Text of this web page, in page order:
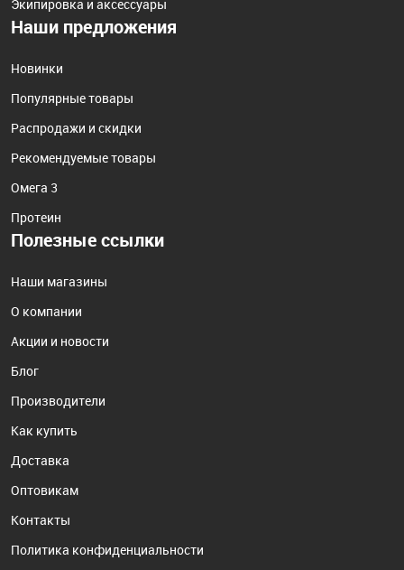
Экипировка и аксессуары
Наши предложения
Новинки
Популярные товары
Распродажи и скидки
Рекомендуемые товары
Омега 3
Протеин
Полезные ссылки
Наши магазины
О компании
Акции и новости
Блог
Производители
Как купить
Доставка
Оптовикам
Контакты
Политика конфиденциальности